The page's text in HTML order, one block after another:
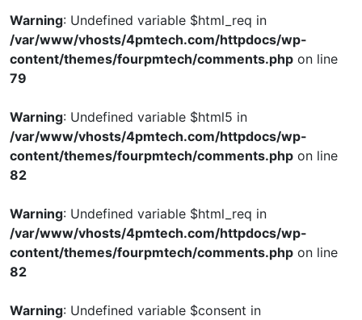
Warning: Undefined variable $html_req in
/var/www/vhosts/4pmtech.com/httpdocs/wp-
content/themes/fourpmtech/comments.php on line
79
Warning: Undefined variable $html5 in
/var/www/vhosts/4pmtech.com/httpdocs/wp-
content/themes/fourpmtech/comments.php on line
82
Warning: Undefined variable $html_req in
/var/www/vhosts/4pmtech.com/httpdocs/wp-
content/themes/fourpmtech/comments.php on line
82
Warning: Undefined variable $consent in